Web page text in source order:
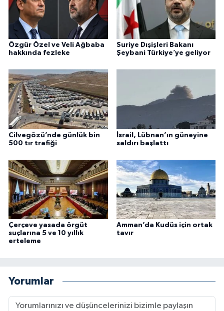
Özgür Özel ve Veli Ağbaba
hakkında fezleke
Suriye Dışişleri Bakanı
Şeybani Türkiye’ye geliyor
Cilvegözü’nde günlük bin
500 tır trafiği
İsrail, Lübnan’ın güneyine
saldırı başlattı
Çerçeve yasada örgüt
suçlarına 5 ve 10 yıllık
erteleme
Amman’da Kudüs için ortak
tavır
Yorumlar